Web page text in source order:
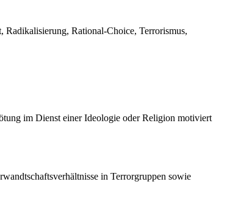
Rational-Choice, Terrorismus,
im Dienst einer Ideologie oder Religion motiviert
in Terrorgruppen sowie